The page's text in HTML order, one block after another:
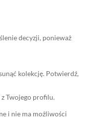
decyzji, ponieważ
kolekcję. Potwierdź,
Twojego profilu.
i nie ma możliwości